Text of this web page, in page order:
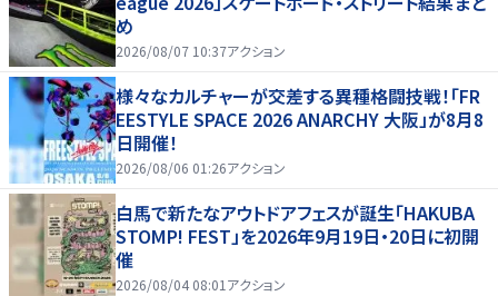
め
2026/08/07 10:37アクション
様々なカルチャーが交差する異種格闘技戦！「FR
EESTYLE SPACE 2026 ANARCHY 大阪」が8月8
日開催！
2026/08/06 01:26アクション
白馬で新たなアウトドアフェスが誕生「HAKUBA
STOMP! FEST」を2026年9月19日・20日に初開
催
2026/08/04 08:01 アクション